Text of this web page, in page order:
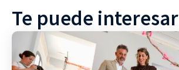
Te puede interesar